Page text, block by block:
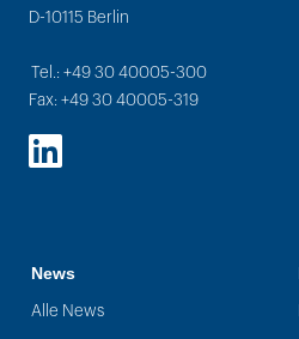
D-10115 Berlin
Tel.: +49 30 40005-300
Fax: +49 30 40005-319
LinkedIn
News
Alle News